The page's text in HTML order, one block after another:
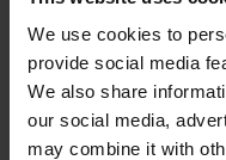
We use cookies to
provide social media
We also share
our social media,
may combine it with